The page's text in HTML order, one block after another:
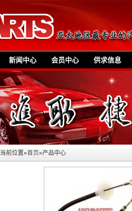
新闻中心 会员中心 供求信息
当前位置»首页»产品中心